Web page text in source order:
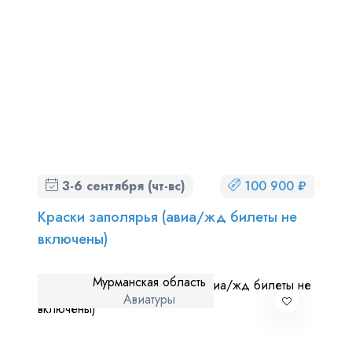
3-6 сентября (чт-вс) 100 900 ₽
Краски заполярья (авиа/жд билеты не
включены)
Мурманская область
Авиатуры